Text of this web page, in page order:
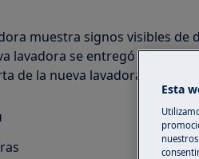
muestra signos visibles de
lavadora se entregó dañada,
de la nueva lavadora está
Esta